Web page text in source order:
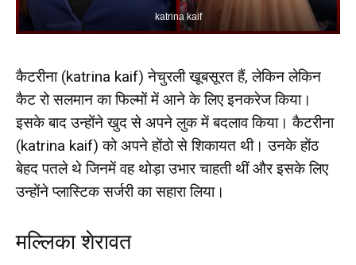
katrina kaif
कैटरीना (katrina kaif) नेचुरली खूबसूरत हैं, लेकिन लेकिन
कैट रो सलमान का फिल्मों में आने के लिए इनकरेज किया।
इसके बाद उन्होंने खुद से अपने लुक में बदलाव किया। कैटरीना
(katrina kaif) को अपने होंठो से शिकायत थी। उनके होंठ
बेहद पतले थे जिनमें वह थोड़ा उभार चाहती थीं और इसके लिए
उन्होंने प्लास्टिक सर्जरी का सहारा लिया।
मल्लिका शेरावत